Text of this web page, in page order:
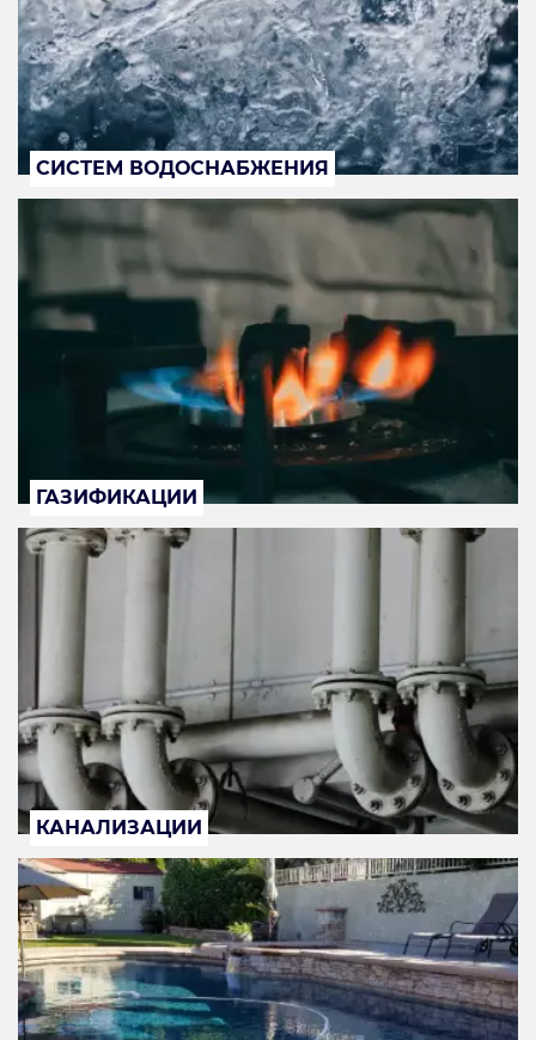
СИСТЕМ ВОДОСНАБЖЕНИЯ
ГАЗИФИКАЦИИ
КАНАЛИЗАЦИИ